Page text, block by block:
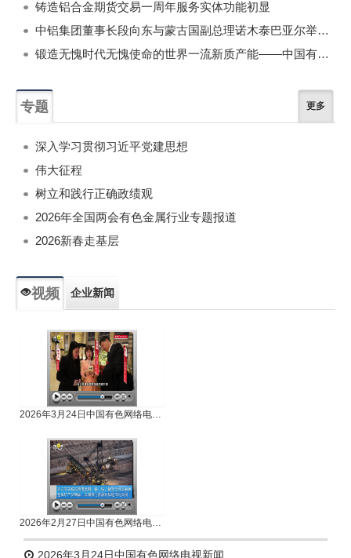
铸造铝合金期货交易一周年服务实体功能初显
中铝集团董事长段向东与蒙古国副总理诺木泰巴亚尔举行会谈
锻造无愧时代无愧使命的世界一流新质产能——中国有色金属工业的战略应对与破局之道（二）
专题 更多
深入学习贯彻习近平党建思想
伟大征程
树立和践行正确政绩观
2026年全国两会有色金属行业专题报道
2026新春走基层
视频 企业新闻
2026年3月24日中国有色网络电视新闻
2026年2月27日中国有色网络电视新闻
2026年3月24日中国有色网络电视新闻